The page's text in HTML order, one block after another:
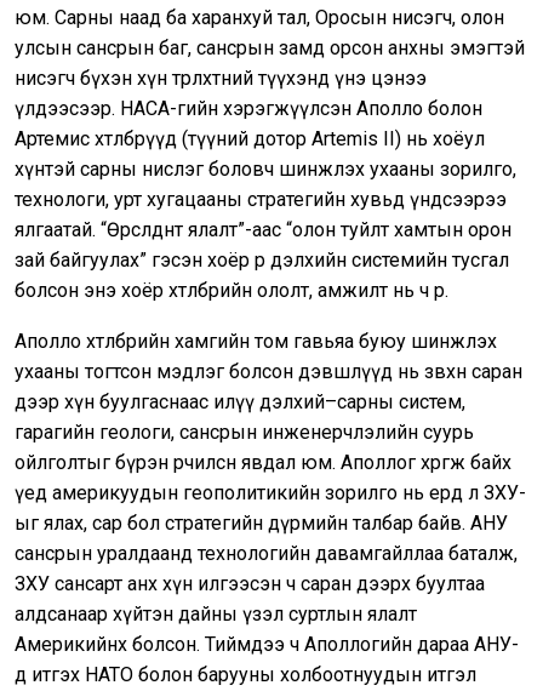
юм. Сарны наад ба харанхуй тал, Оросын нисэгч, олон
улсын сансрын баг, сансрын замд орсон анхны эмэгтэй
нисэгч бүхэн хүн төрөлхтний түүхэнд үнэ цэнээ
үлдээсээр. НАСА-гийн хэрэгжүүлсэн Aполло болон
Aртемис хөтөлбөрүүд (түүний дотор Artemis II) нь хоёул
хүнтэй сарны нислэг боловч шинжлэх ухааны зорилго,
технологи, урт хугацааны стратегийн хувьд үндсээрээ
ялгаатай. “Өрсөлдөөнт ялалт”-аас “олон туйлт хамтын орон
зай байгуулах” гэсэн хоёр өөр дэлхийн системийн тусгал
болсон энэ хоёр хөтөлбөрийн ололт, амжилт нь ч өөр.
Aполло хөтөлбөрийн хамгийн том гавьяа буюу шинжлэх
ухааны тогтсон мэдлэг болсон дэвшлүүд нь зөвхөн саран
дээр хүн буулгаснаас илүү дэлхий–сарны систем,
гарагийн геологи, сансрын инженерчлэлийн суурь
ойлголтыг бүрэн өөрчилсөн явдал юм. Аполлог хөөргөж байх
үед америкуудын геополитикийн зорилго нь ердөө л ЗХУ-
ыг ялах, сар бол стратегийн дүрмийн талбар байв. АНУ
сансрын уралдаанд технологийн давамгайллаа баталж,
ЗХУ сансарт анх хүн илгээсэн ч саран дээрх буултаа
алдсанаар хүйтэн дайны үзэл суртлын ялалт
Америкийнх болсон. Тиймдээ ч Аполлогийн дараа АНУ-
д итгэх НАТО болон барууны холбоотнуудын итгэл